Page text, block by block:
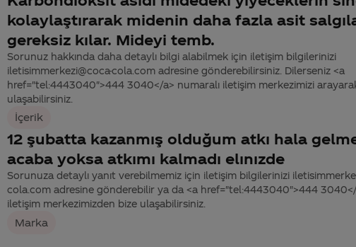
kolaylaştırarak midenin daha fazla asit
gereksiz kılar. Mideyi temb.
Sorunuz hakkında daha detaylı bilgi alabilmek için iletişim bilgilerinizi
iletisimmerkezi@coca-cola.com adresine gönderebilirsiniz. Dilerseniz <a
href="tel:4443040">444 3040</a> numaralı iletişim merkezimizi
ulaşabilirsiniz.
İçerik
12 şubatta kazanmış olduğum atkı hala
acaba yoksa atkımı kalmadı elınızde
Sorunuza detaylı yanıt verebilmemiz için iletişim bilgilerinizi
cola.com adresine gönderebilir ya da <a href="tel:4443040">444 3040</
iletişim merkezimizden bize ulaşabilirsiniz.
Marka